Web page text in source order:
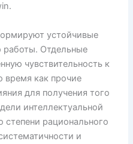
устойчивые
работы. Отдельные
чувствительность к
время как прочие
для получения того
интеллектуальной
степени рационального
и